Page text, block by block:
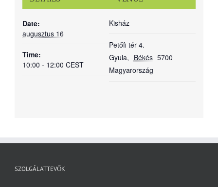
Date:
augusztus 16
Time:
10:00 - 12:00 CEST
Kisház
Petőfi tér 4.
Gyula, Békés 5700
Magyarország
SZOLGÁLATTEVŐK